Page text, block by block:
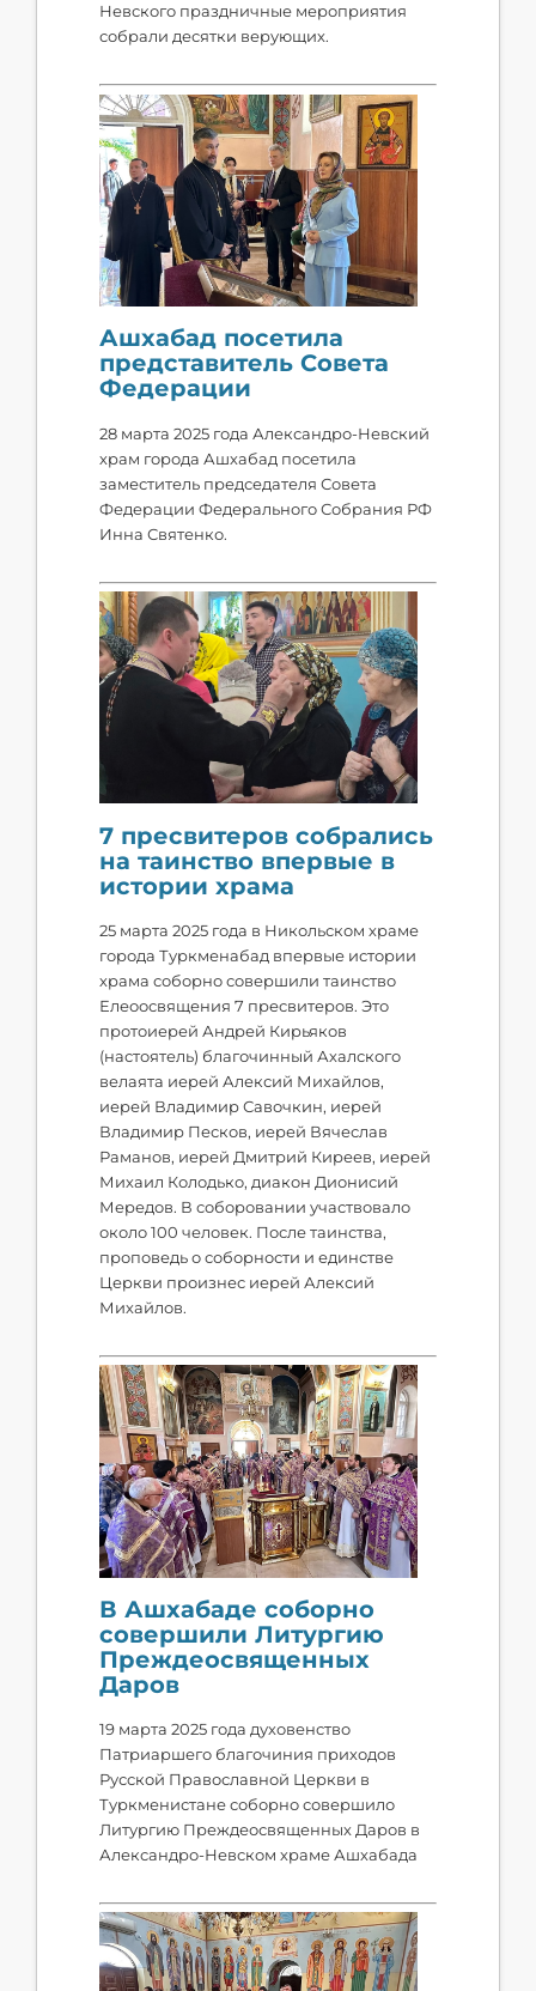
Невского праздничные мероприятия
собрали десятки верующих.
Ашхабад посетила
представитель Совета
Федерации
28 марта 2025 года Александро-Невский
храм города Ашхабад посетила
заместитель председателя Совета
Федерации Федерального Собрания РФ
Инна Святенко.
7 пресвитеров собрались
на таинство впервые в
истории храма
25 марта 2025 года в Никольском храме
города Туркменабад впервые истории
храма соборно совершили таинство
Елеоосвящения 7 пресвитеров. Это
протоиерей Андрей Кирьяков
(настоятель) благочинный Ахалского
велаята иерей Алексий Михайлов,
иерей Владимир Савочкин, иерей
Владимир Песков, иерей Вячеслав
Раманов, иерей Дмитрий Киреев, иерей
Михаил Колодько, диакон Дионисий
Мередов. В соборовании участвовало
около 100 человек. После таинства,
проповедь о соборности и единстве
Церкви произнес иерей Алексий
Михайлов.
В Ашхабаде соборно
совершили Литургию
Преждеосвященных
Даров
19 марта 2025 года духовенство
Патриаршего благочиния приходов
Русской Православной Церкви в
Туркменистане соборно совершило
Литургию Преждеосвященных Даров в
Александро-Невском храме Ашхабада